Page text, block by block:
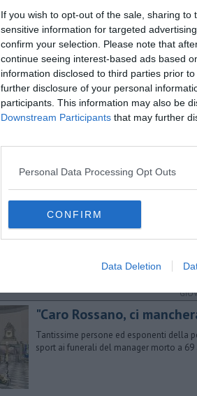
If you wish to opt-out of the sale, sharing
sensitive information for targeted
confirm your selection. Please note that
continue seeing interest-based ads based
information disclosed to third parties prior
further disclosure of your personal
participants. This information may also be
Downstream Participants that may further
Personal Data Processing Opt Outs
CONFIRM
Data Deletion
L'azienda statunitense, nata nel 1981,
giovani stilisti della scuola pontederese
Anche nel borgo nasce la
Cittadini e imprese chiamate a
consumare e condividere energia pulita:
È l'estate di Villa Crastan,
eventi
Lo storico edificio, affidato alla
"Caro Rossano, ci
Tantissime persone ed esponenti della
sport ai funerali del manager morto a